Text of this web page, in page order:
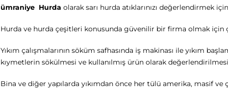
ümraniye Hurda olarak sarı hurda atıklarınızı değerlendirmek
Hurda ve hurda çeşitleri konusunda güvenilir bir firma olmak için
Yıkım çalışmalarının söküm safhasında iş makinası ile yıkım
kıymetlerin sökülmesi ve kullanılmış ürün olarak
Bina ve diğer yapılarda yıkımdan önce her tülü amerika, masif